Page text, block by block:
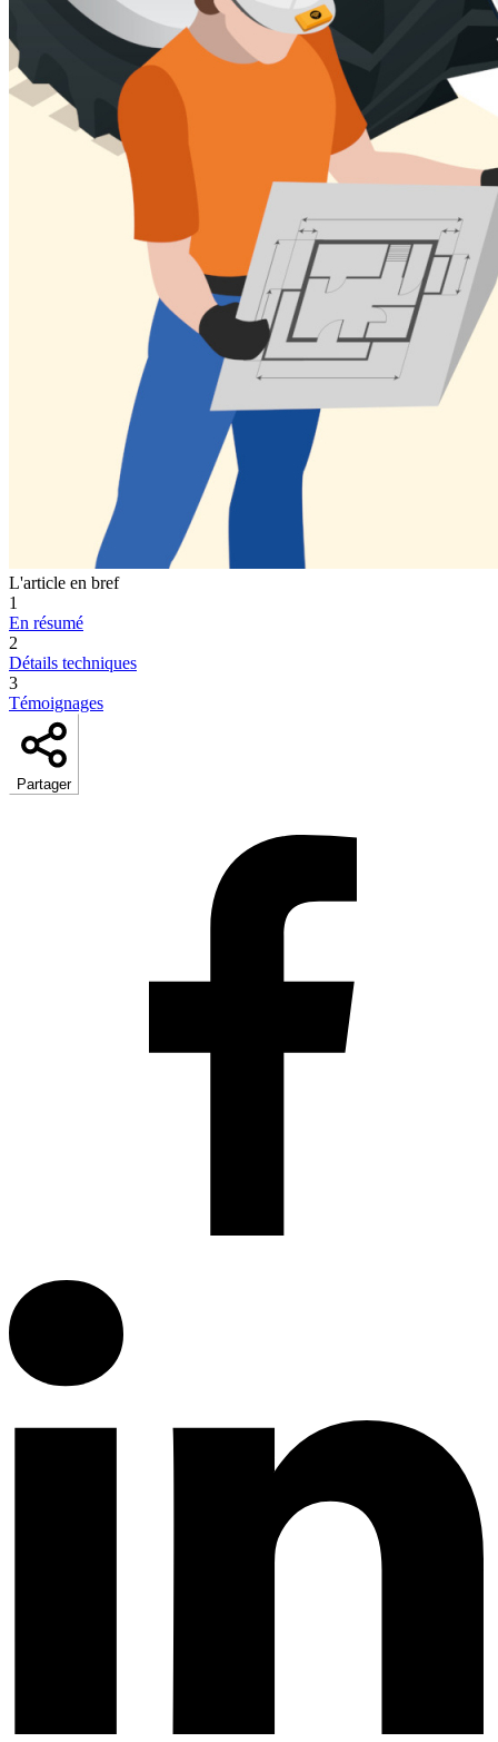
L'article en bref
1
En résumé
2
Détails techniques
3
Témoignages
Partager